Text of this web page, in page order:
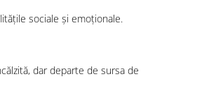
sociale și emoționale.
dar departe de sursa de